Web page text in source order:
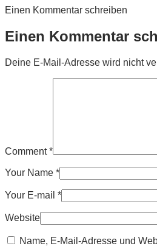
Einen Kommentar schreiben
Einen Kommentar
Deine E-Mail-Adresse wird nicht
Comment*
Your Name *
Your E-mail *
Website
Name, E-Mail-Adresse und